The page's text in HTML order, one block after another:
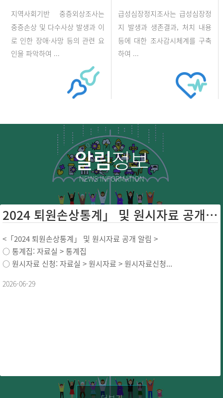
지역사회기반 중증외상조사는
중증손상 및 다수사상 발생과 이
로 인한 장애·사망 등의 관련 요
인을 파악하여 ...
급성심장정지조사는 급성심장정
지 발생과 생존결과, 처치 내용
등에 대한 조사감시체계를 구축
하여 ...
알림정보
NEWS INFORMATION
2024 퇴원손상통계」 및 원시자료 공개 ...
<「2024 퇴원손상통계」 및 원시자료 공개 알림 >
○ 통계집: 자료실 > 통계집
○ 원시자료 신청: 자료실 > 원시자료 > 원시자료신청...
2026-06-29